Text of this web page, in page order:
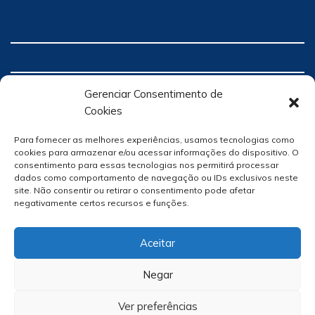
Gerenciar Consentimento de
Cookies
Para fornecer as melhores experiências, usamos tecnologias como
cookies para armazenar e/ou acessar informações do dispositivo. O
consentimento para essas tecnologias nos permitirá processar
dados como comportamento de navegação ou IDs exclusivos neste
site. Não consentir ou retirar o consentimento pode afetar
negativamente certos recursos e funções.
Aceitar
Negar
Ver preferências